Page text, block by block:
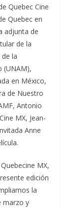
Quebec Cine
Quebec en
adjunta de
de la
la
(UNAM),
en México,
de Nuestro
Antonio
MX, Jean-
Anne
MX,
edición
la
marzo y